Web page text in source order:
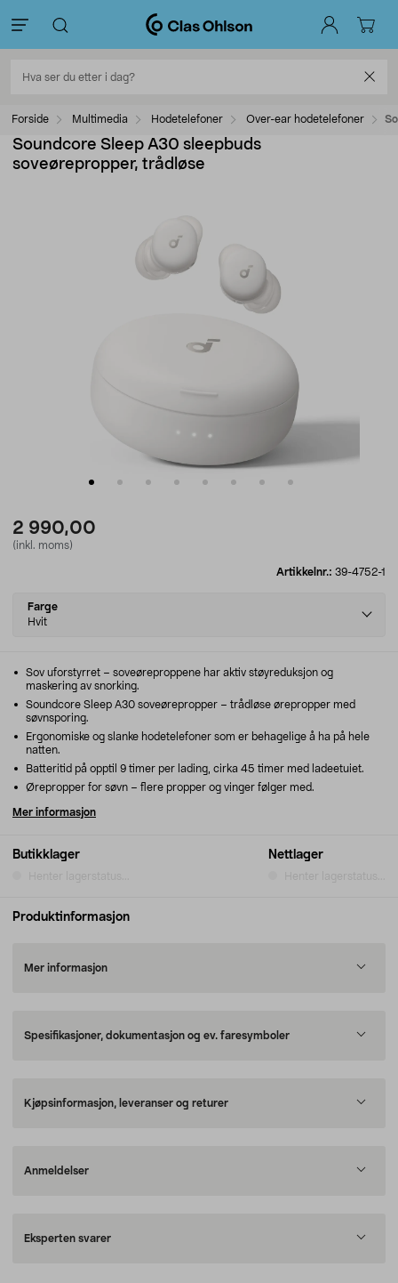
Forside Multimedia Hodetelefoner Over-ear hodetelefoner
Soundcore Sleep A30 sleepbuds
soveørepropper, trådløse
2 990,00
(inkl. moms)
Artikkelnr.: 39-4752-1
Select
variant
Farge
Hvit
Butikklager
Henter lagerstatus...
Nettlager
Henter lagerstatus...
Sov uforstyrret – soveøreproppene har aktiv støyreduksjon og
maskering av snorking.
Soundcore Sleep A30 soveørepropper – trådløse ørepropper med
søvnsporing.
Ergonomiske og slanke hodetelefoner som er behagelige å ha på hele
natten.
Batteritid på opptil 9 timer per lading, cirka 45 timer med ladeetuiet.
Ørepropper for søvn – flere propper og vinger følger med.
Mer informasjon
Produktinformasjon
Mer informasjon
Spesifikasjoner, dokumentasjon og ev. faresymboler
Kjøpsinformasjon, leveranser og returer
Anmeldelser
Eksperten svarer